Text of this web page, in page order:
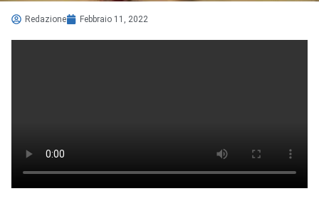
Redazione Febbraio 11, 2022